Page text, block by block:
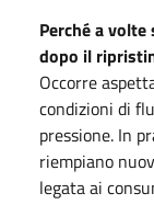
Perché a
dopo il
Occorre
condizioni di
pressione. In
riempiano
legata ai